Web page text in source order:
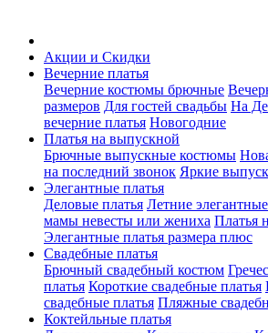
Акции и Скидки
Вечерние платья
Вечерние костюмы брючные
размеров Для гостей свадьбы На
вечерние платья Новогодние
Платья на выпускной
Брючные выпускные костюмы
на последний звонок Яркие
Элегантные платья
Деловые платья Летние
мамы невесты или жениха Платья
Элегантные платья размера плюс
Свадебные платья
Брючный свадебный костюм
платья Короткие свадебные платья
свадебные платья Пляжные
Коктейльные платья